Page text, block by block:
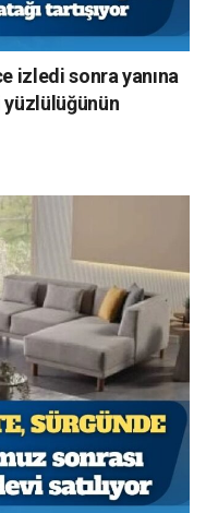
izledi sonra yanına